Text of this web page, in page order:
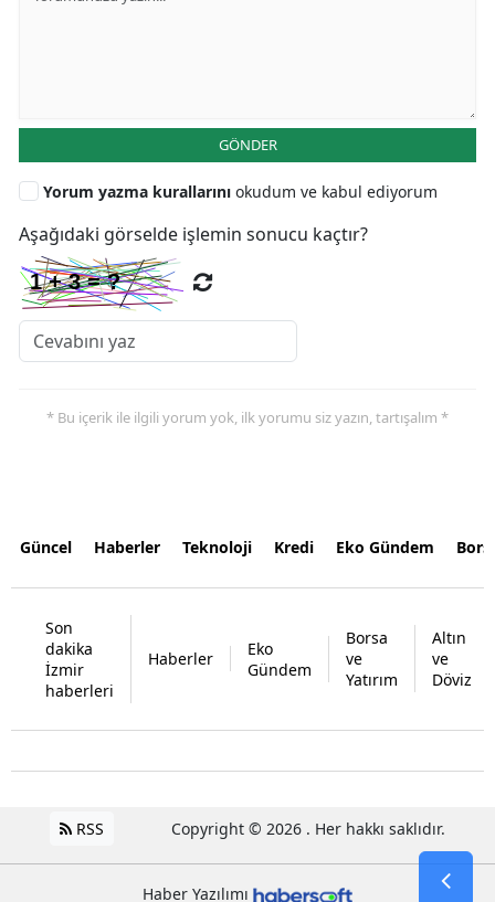
GÖNDER
Yorum yazma kurallarını okudum ve kabul ediyorum
Aşağıdaki görselde işlemin sonucu kaçtır?
* Bu içerik ile ilgili yorum yok, ilk yorumu siz yazın, tartışalım *
Güncel Haberler Teknoloji Kredi Eko Gündem
Son
dakika
İzmir
haberleri
Haberler
Eko
Gündem
Borsa
ve
Yatırım
Altın
ve
Döviz
RSS Copyright © 2026 . Her hakkı saklıdır.
Haber Yazılımı